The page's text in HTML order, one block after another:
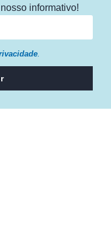
informativo!
.